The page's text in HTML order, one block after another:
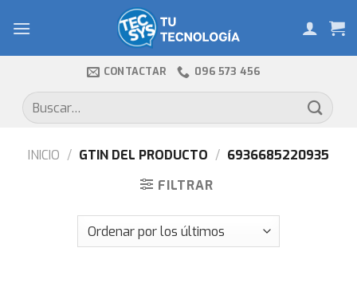
CONTACTAR 096 573 456
Buscar
por:
INICIO / GTIN DEL PRODUCTO / 6936685220935
FILTRAR